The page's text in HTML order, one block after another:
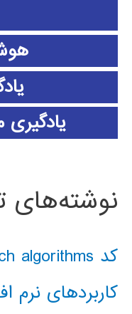
نوشته‌های
کد classical AI search algorithms
کاربردهای نرم